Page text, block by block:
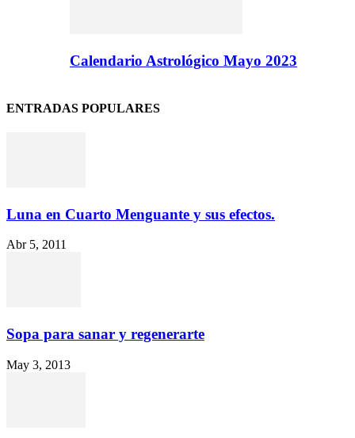
Calendario Astrológico Mayo 2023
ENTRADAS POPULARES
Luna en Cuarto Menguante y sus efectos.
Abr 5, 2011
Sopa para sanar y regenerarte
May 3, 2013